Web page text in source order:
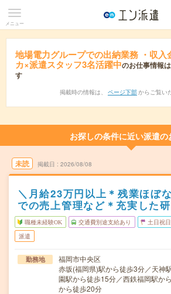
メニュー
地場電力グループでの出納業務 ・収入
カ×派遣スタッフ3名活躍中のお仕事情報
す
掲載時の情報は、 ページ下部 からご覧い
お探しの条件に近い派遣の
未読 掲載日 2026/08/08
＼月給23万円以上＊残業ほぼ
での売上管理など＊充実した
職種未経験OK 交通費別途支給あり 土日祝
派遣
勤務地
福岡市中央区
赤坂(福岡県)駅から徒歩3分／天神
園駅から徒歩15分／西鉄福岡駅か
から徒歩20分